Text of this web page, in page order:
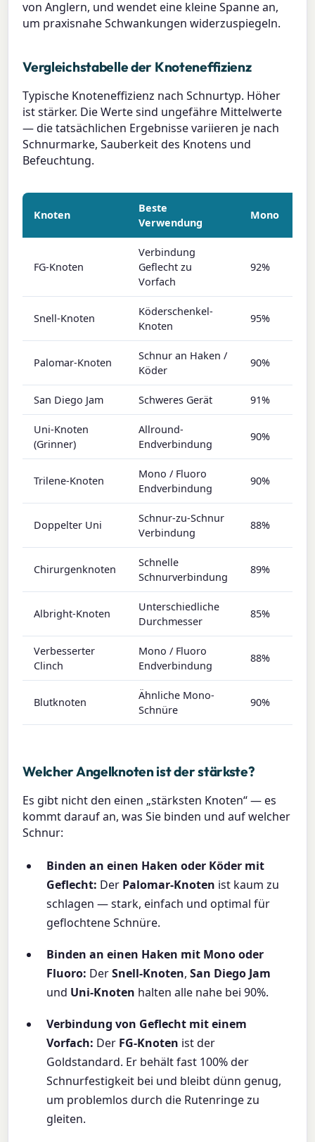
von Anglern, und wendet eine kleine Spanne an,
um praxisnahe Schwankungen widerzuspiegeln.
Vergleichstabelle der Knoteneffizienz
Typische Knoteneffizienz nach Schnurtyp. Höher
ist stärker. Die Werte sind ungefähre Mittelwerte
— die tatsächlichen Ergebnisse variieren je nach
Schnurmarke, Sauberkeit des Knotens und
Befeuchtung.
Knoten
Beste
Verwendung
Mono
FG-Knoten
Verbindung
Geflecht zu
Vorfach
92%
Snell-Knoten
Köderschenkel-
Knoten
95%
Palomar-Knoten
Schnur an Haken /
Köder
90%
San Diego Jam Schweres Gerät 91%
Uni-Knoten
(Grinner)
Allround-
Endverbindung
90%
Trilene-Knoten
Mono / Fluoro
Endverbindung
90%
Doppelter Uni
Schnur-zu-Schnur
Verbindung
88%
Chirurgenknoten
Schnelle
Schnurverbindung
89%
Albright-Knoten
Unterschiedliche
Durchmesser
85%
Verbesserter
Clinch
Mono / Fluoro
Endverbindung
88%
Blutknoten
Ähnliche Mono-
Schnüre
90%
Welcher Angelknoten ist der stärkste?
Es gibt nicht den einen „stärksten Knoten“ — es
kommt darauf an, was Sie binden und auf welcher
Schnur:
Binden an einen Haken oder Köder mit
Geflecht: Der Palomar-Knoten ist kaum zu
schlagen — stark, einfach und optimal für
geflochtene Schnüre.
Binden an einen Haken mit Mono oder
Fluoro: DerSnell-Knoten,San Diego Jam
und Uni-Knoten halten alle nahe bei 90%.
Verbindung von Geflecht mit einem
Vorfach: Der FG-Knoten ist der
Goldstandard. Er behält fast 100% der
Schnurfestigkeit bei und bleibt dünn genug,
um problemlos durch die Rutenringe zu
gleiten.